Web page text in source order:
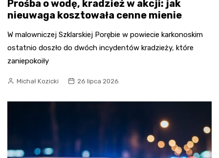
Prośba o wodę, kradzież w akcji: jak
nieuwaga kosztowała cenne mienie
W malowniczej Szklarskiej Porębie w powiecie karkonoskim
ostatnio doszło do dwóch incydentów kradzieży, które
zaniepokoiły
Michał Kozicki 26 lipca 2026